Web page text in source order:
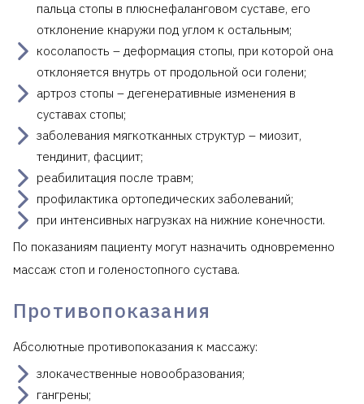
пальца стопы в плюснефаланговом суставе, его
отклонение кнаружи под углом к остальным;
косолапость – деформация стопы, при которой она
отклоняется внутрь от продольной оси голени;
артроз стопы – дегенеративные изменения в
суставах стопы;
заболевания мягкотканных структур – миозит,
тендинит, фасциит;
реабилитация после травм;
профилактика ортопедических заболеваний;
при интенсивных нагрузках на нижние конечности.
По показаниям пациенту могут назначить одновременно
массаж стоп и голеностопного сустава.
Противопоказания
Абсолютные противопоказания к массажу:
злокачественные новообразования;
гангрены;